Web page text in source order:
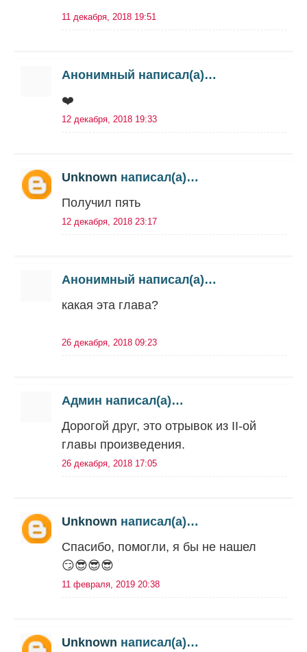
11 декабря, 2018 19:51
Анонимный написал(а)…
❤️
12 декабря, 2018 19:33
Unknown написал(а)…
Получил пять
12 декабря, 2018 23:17
Анонимный написал(а)…
какая эта глава?
26 декабря, 2018 09:23
Админ написал(а)…
Дорогой друг, это отрывок из II-ой
главы произведения.
26 декабря, 2018 17:05
Unknown написал(а)…
Спасибо, помогли, я бы не нашел
😏😎😎😎
11 февраля, 2019 20:38
Unknown написал(а)…